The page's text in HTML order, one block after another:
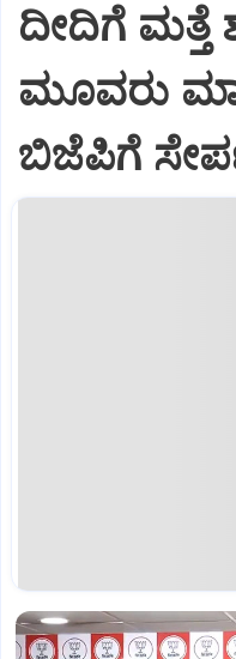
ದೀದಿಗೆ
ಮೂವರು
ಬಿಜೆಪಿಗೆ